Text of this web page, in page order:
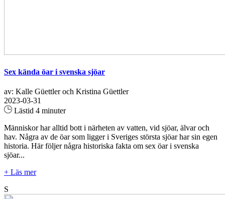
Sex kända öar i svenska sjöar
av: Kalle Güettler och Kristina Güettler
2023-03-31
Lästid 4 minuter
Människor har alltid bott i närheten av vatten, vid sjöar, älvar och
hav. Några av de öar som ligger i Sveriges största sjöar har sin egen
historia. Här följer några historiska fakta om sex öar i svenska
sjöar...
+ Läs mer
S